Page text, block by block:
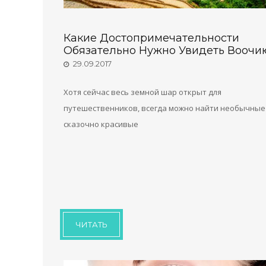
Какие Достопримечательности
Обязательно Нужно Увидеть
29.09.2017
Хотя сейчас весь земной шар открыт для
путешественников, всегда можно найти
сказочно красивые
ЧИТАТЬ